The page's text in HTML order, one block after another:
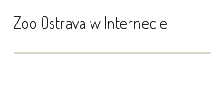
Zoo Ostrava w Internecie